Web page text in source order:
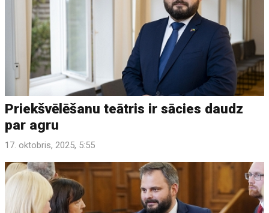
Priekšvēlēšanu teātris ir sācies daudz
par agru
17. oktobris, 2025, 5:55